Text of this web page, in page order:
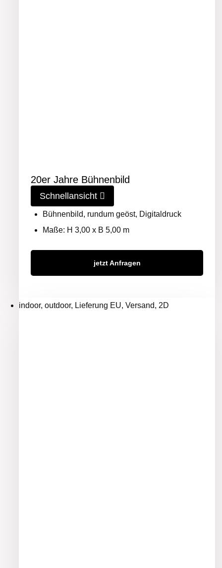
20er Jahre Bühnenbild
Schnellansicht
Bühnenbild, rundum geöst, Digitaldruck
Maße: H 3,00 x B 5,00 m
jetzt Anfragen
indoor, outdoor, Lieferung EU, Versand, 2D